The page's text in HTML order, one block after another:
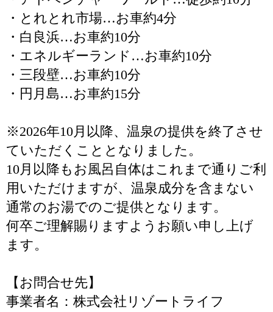
・とれとれ市場…お車約4分
・白良浜…お車約10分
・エネルギーランド…お車約10分
・三段壁…お車約10分
・円月島…お車約15分
※2026年10月以降、温泉の提供を終了させ
ていただくこととなりました。
10月以降もお風呂自体はこれまで通りご利
用いただけますが、温泉成分を含まない
通常のお湯でのご提供となります。
何卒ご理解賜りますようお願い申し上げ
ます。
【お問合せ先】
事業者名：株式会社リゾートライフ